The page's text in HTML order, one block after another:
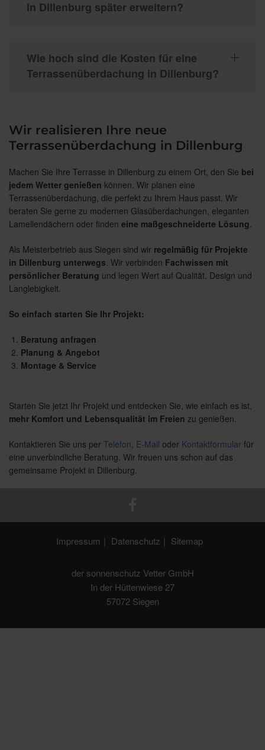
in Dillenburg später erweitern?
Wie hoch sind die Kosten für eine
Terrassenüberdachung in Dillenburg?
Wir realisieren Ihre neue
Terrassenüberdachung in Dillenburg
Machen Sie Ihre Terrasse in Dillenburg zu einem Ort, den Sie bei
jedem Wetter genießen können. Wir planen eine
Terrassenüberdachung, die perfekt zu Ihrem Haus passt. Wir
beraten Sie gerne zu modernen Glasüberdachungen, eleganten
Lamellendächern oder finden eine maßgeschneiderte Lösung.
Als Meisterbetrieb aus Siegen sind wir regelmäßig für Projekte
in Dillenburg unterwegs. Wir verbinden Fachwissen mit
persönlicher Beratung und legen Wert auf Qualität, Design und
Langlebigkeit.
So einfach starten Sie Ihr Projekt:
Beratung anfragen
Planung & Angebot
Montage & Service
Starten Sie jetzt Ihr Projekt und entdecken Sie, wie einfach es ist,
mehr Komfort und Lebensqualität im Freien zu genießen.
Kontaktieren Sie uns per Telefon, E-Mail oder Kontaktformular für
eine unverbindliche Beratung. Wir freuen uns schon auf das
gemeinsame Projekt in Dillenburg.
Impressum Datenschutz Sitemap
der sonnenschutz Vetter GmbH
In der Hüttenwiese 27
57072 Siegen